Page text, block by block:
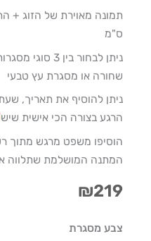
ס"מ
ניתן לבחור
שחורה או מסגרת עץ טבעי
ניתן להוסיף את תאריך,
הרגע בצורה הכי אישית שיש
הוסיפו משפט מרגש מתוך
המתנה המושלמת שתלווה
₪219
צבע מסגרת